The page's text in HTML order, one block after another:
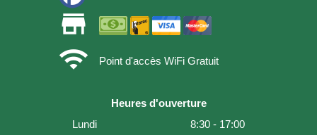
store
wifi
Point d'accès WiFi Gratuit
Heures d'ouverture
Lundi
8:30 - 17:00